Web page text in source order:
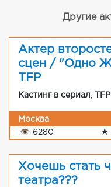
Другие
Актер
сцен / "Одно
TFP
Кастинг в сериал TFP
Москва
👁 6280 ★
Хочешь стать
театра???